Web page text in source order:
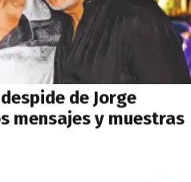
de Jorge
mensajes y muestras